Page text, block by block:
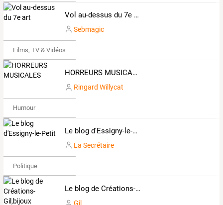
Vol au-dessus du 7e art
Sebmagic
Films, TV & Vidéos
HORREURS MUSICALES
Ringard Willycat
Humour
Le blog d'Essigny-le-Petit
La Secrétaire
Politique
Le blog de Créations-Gil,bijoux artisanaux
Gil